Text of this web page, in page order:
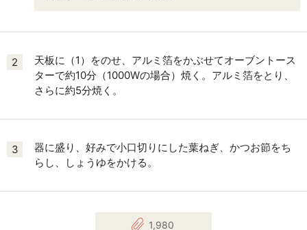
2
天板に（1）をのせ、アルミ箔をかぶせてオーブントース
ターで約10分（1000Wの場合）焼く。アルミ箔をとり、
さらに約5分焼く。
3
器に盛り、好みで小口切りにした葉ねぎ、かつお節をち
らし、しょうゆをかける。
1,980